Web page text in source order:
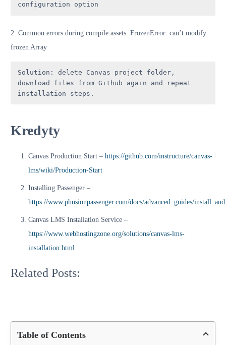
configuration option
2. Common errors during compile assets: FrozenError: can’t modify
frozen Array
Solution: delete Canvas project folder,
download files from Github again and repeat
installation steps.
Kredyty
Canvas Production Start – https://github.com/instructure/canvas-
lms/wiki/Production-Start
Installing Passenger –
https://www.phusionpassenger.com/docs/advanced_guides/
Canvas LMS Installation Service –
https://www.webhostingzone.org/solutions/canvas-lms-
installation.html
Related Posts:
to
Automate
Canvas
How
Install
Moodle
on
Table of Contents